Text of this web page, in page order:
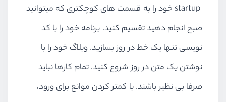
startup خود را به قسمت های کوچکتری که میتوانید
صبح انجام دهید تقسیم کنید. برنامه خود را با کد
نویسی تنها یک خط در روز بسازید. وبلاگ خود را با
نوشتن یک متن در روز شروع کنید. تمام کارها نباید
صرفا بی نظیر باشند. با کمتر کردن موانع برای ورود،